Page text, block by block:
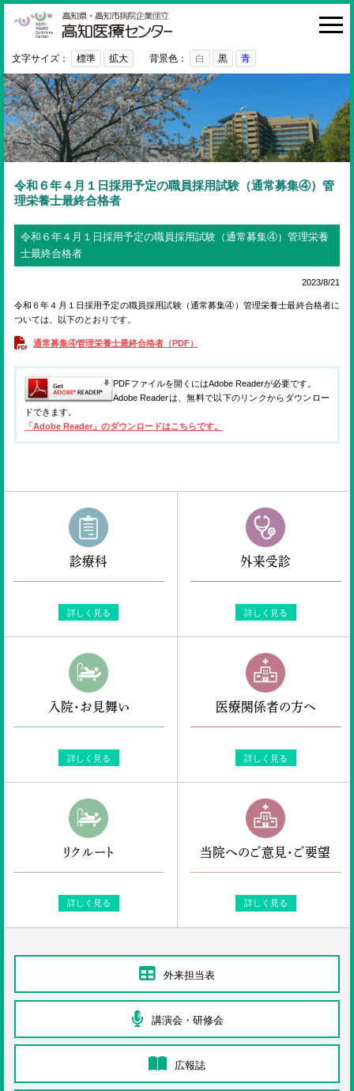
HOME
診療科・部門
外来
入院・お見舞い
病院紹介
医療関係者の方へ
利用ガイド
初めての方へ
ご意見・ご要望
文字サイズ： 標準 拡大 背景色： 白 黒 青
令和６年４月１日採用予定の職員採用試験（通常募集④）管
理栄養士最終合格者
令和６年４月１日採用予定の職員採用試験（通常募集④）管理栄養
士最終合格者
2023/8/21
令和６年４月１日採用予定の職員採用試験（通常募集④）管理栄養士最終合格者に
ついては、以下のとおりです。
通常募集④管理栄養士最終合格者（PDF）
PDFファイルを開くにはAdobe Readerが必要です。
Adobe Readerは、無料で以下のリンクからダウンロー
ドできます。
「Adobe Reader」のダウンロードはこちらです。
診療科
詳しく見る
外来受診
詳しく見る
入院・お見舞い
詳しく見る
医療関係者の方へ
詳しく見る
リクルート
詳しく見る
当院へのご意見・ご要望
詳しく見る
外来担当表
講演会・研修会
広報誌